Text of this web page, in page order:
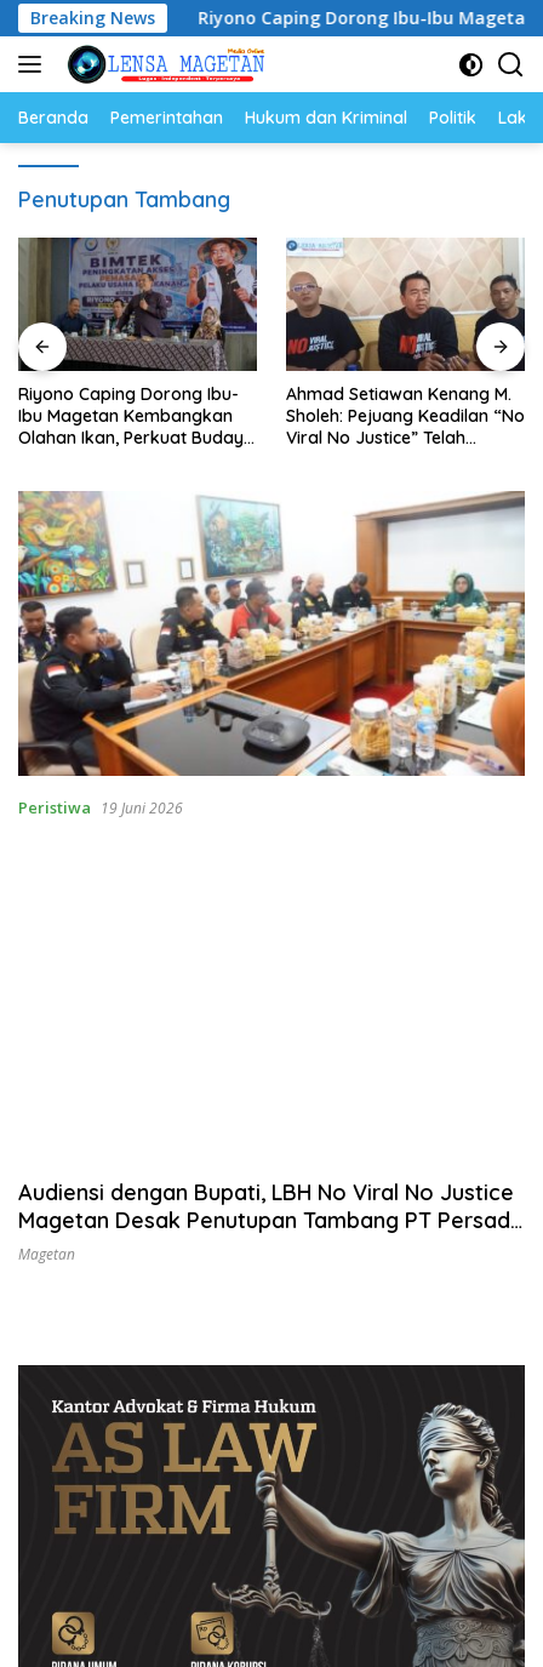
Langsung
ke
konten
Breaking NewsRiyono Caping Dorong Ibu-Ibu Magetan
Beranda Pemerintahan Hukum dan Kriminal Politik
Penutupan Tambang
Riyono Caping Dorong Ibu-
Ibu Magetan Kembangkan
Olahan Ikan, Perkuat Budaya
Ahmad Setiawan Kenang M.
Sholeh: Pejuang Keadilan “No
Viral No Justice” Telah
Peristiwa 19 Juni 2026
Audiensi dengan Bupati, LBH No Viral No Justice
Magetan Desak Penutupan Tambang PT Persada
Tunggal Abadi
Magetan